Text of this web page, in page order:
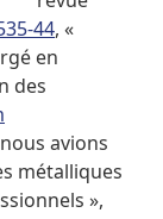
44, «
en
des
avions
métalliques
»,